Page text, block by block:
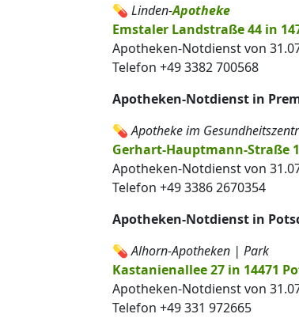
💊 Linden-Apotheke
Emstaler Landstraße 44 in
Apotheken-Notdienst von
Telefon +49 3382 700568
Apotheken-Notdienst in
💊Apotheke im
Gerhart-Hauptmann-Straße
Apotheken-Notdienst von
Telefon +49 3386 2670354
Apotheken-Notdienst in
💊Alhorn-Apotheken | Park
Kastanienallee 27 in 14471
Apotheken-Notdienst von
Telefon +49 331 972665